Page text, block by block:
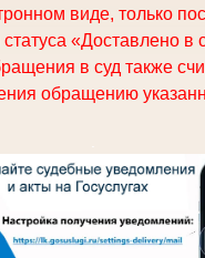
виде, только
«Доставлено в
в суд также
обращению